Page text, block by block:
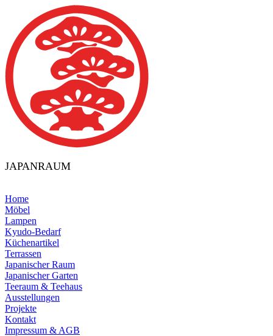
JAPANRAUM
Home
Möbel
Lampen
Kyudo-Bedarf
Küchenartikel
Terrassen
Japanischer Raum
Japanischer Garten
Teeraum & Teehaus
Ausstellungen
Projekte
Kontakt
Impressum & AGB